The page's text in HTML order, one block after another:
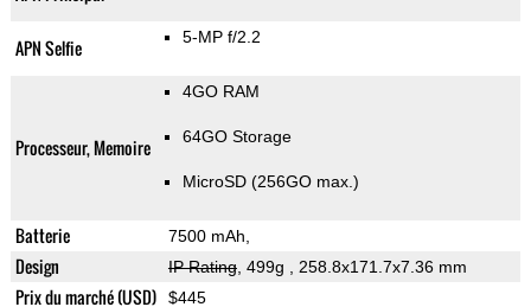
APN Selfie 5-MP f/2.2
Processeur, Memoire
4GO RAM
64GO Storage
MicroSD (256GO max.)
Batterie 7500 mAh,
Design IP Rating, 499g , 258.8x171.7x7.36 mm
Prix du marché (USD) $445